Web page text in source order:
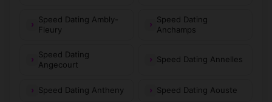
Speed Dating Ambly-
Fleury
Speed Dating
Anchamps
Speed Dating
Angecourt
Speed Dating Annelles
Speed Dating Antheny Speed Dating Aouste